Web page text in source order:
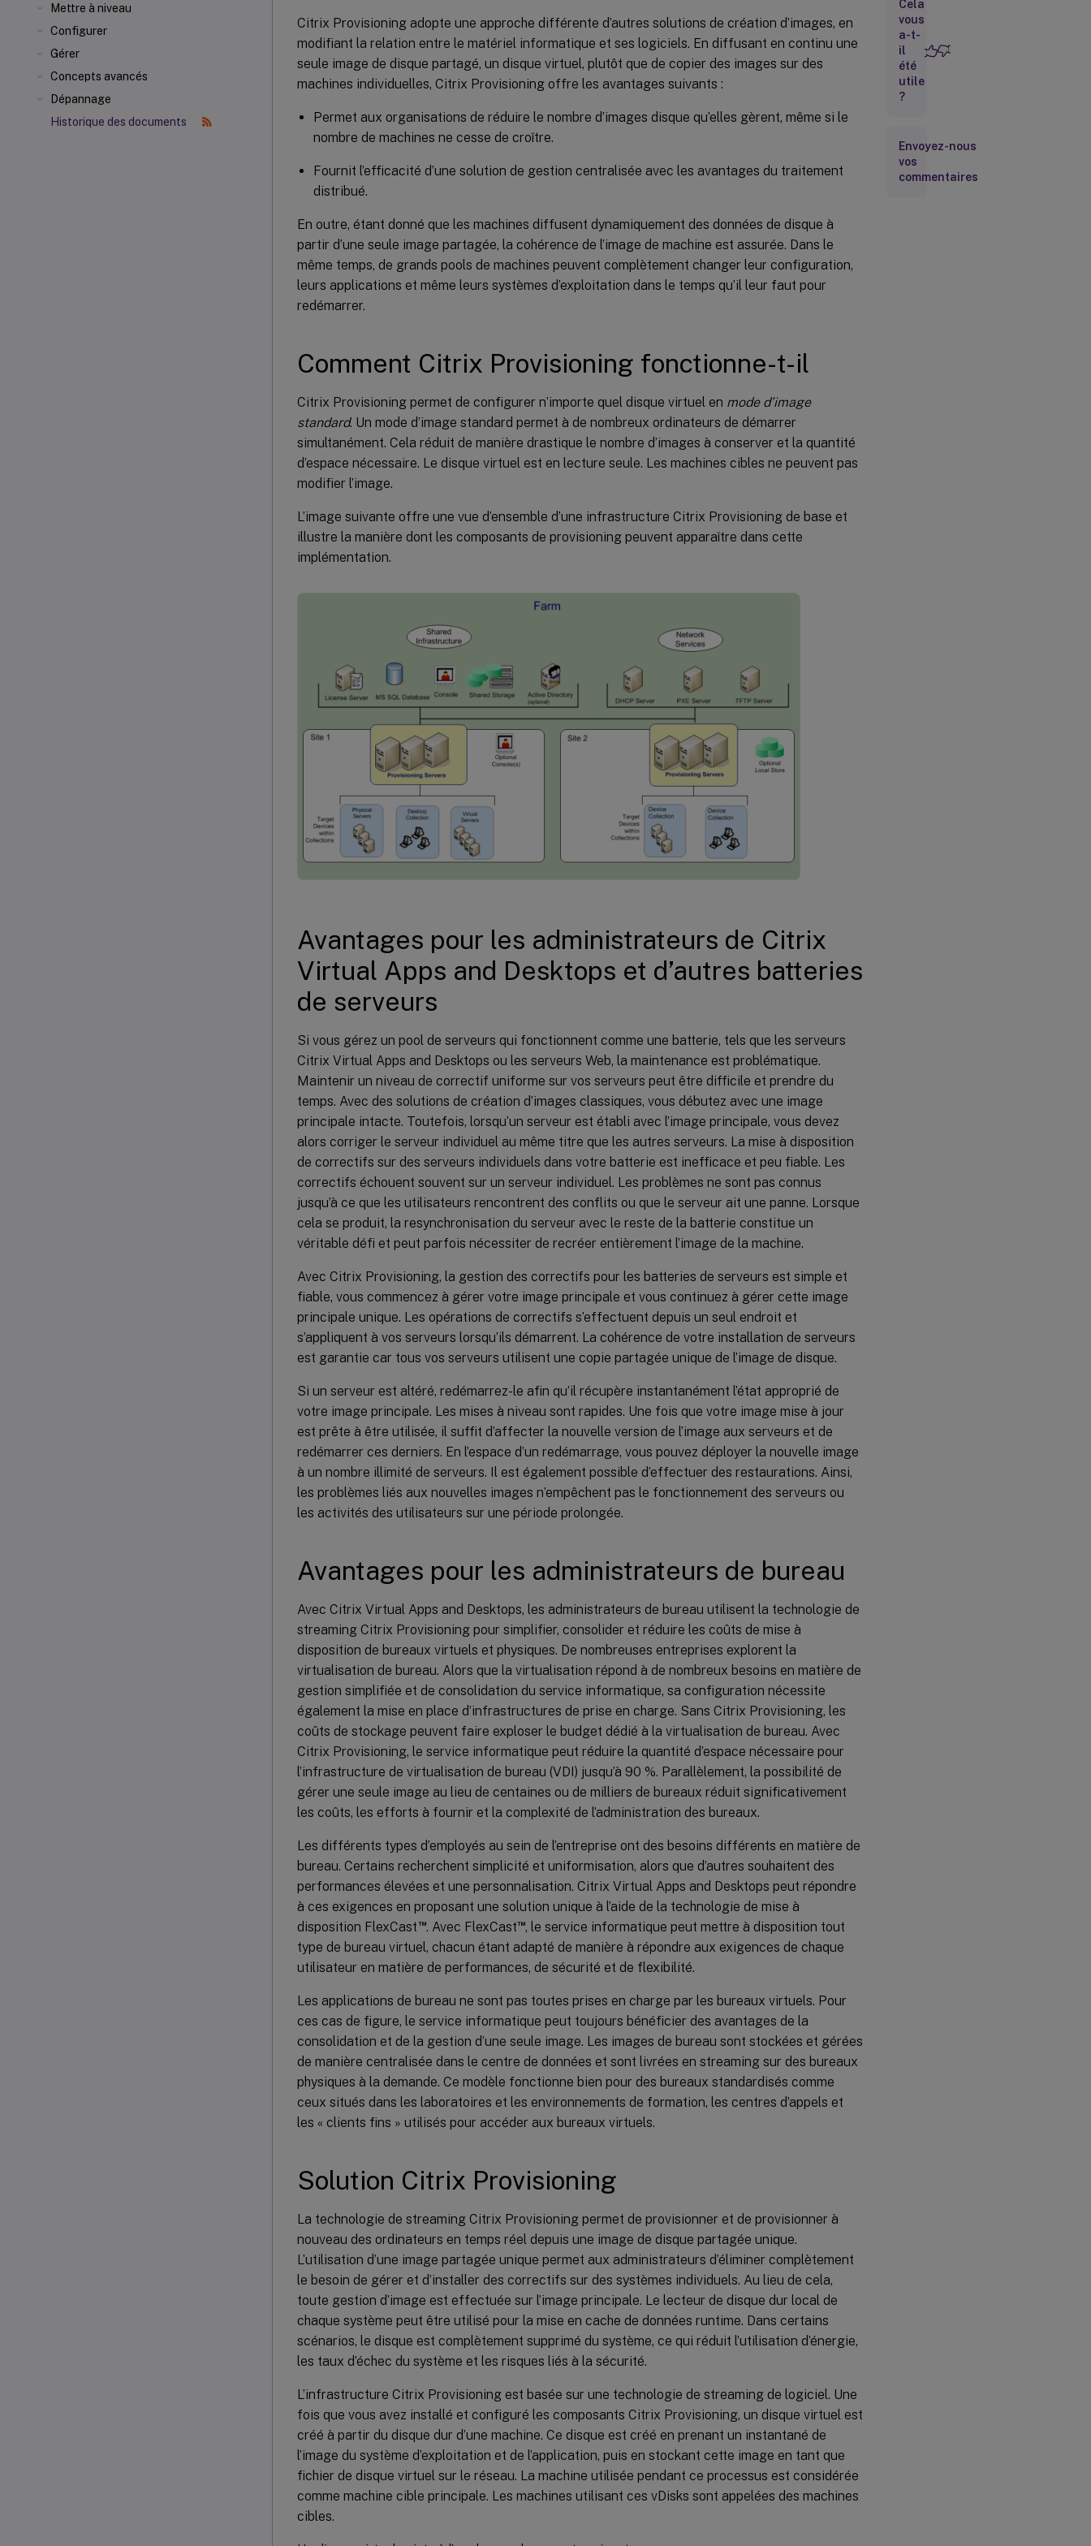
Mettre à niveau
Configurer
Gérer
Concepts avancés
Dépannage
Historique des documents
Citrix Provisioning adopte une approche différente d’autres solutions de création d’images, en
modifiant la relation entre le matériel informatique et ses logiciels. En diffusant en continu une
seule image de disque partagé, un disque virtuel, plutôt que de copier des images sur des
machines individuelles, Citrix Provisioning offre les avantages suivants :
Permet aux organisations de réduire le nombre d’images disque qu’elles gèrent, même si le
nombre de machines ne cesse de croître.
Fournit l’efficacité d’une solution de gestion centralisée avec les avantages du traitement
distribué.
En outre, étant donné que les machines diffusent dynamiquement des données de disque à
partir d’une seule image partagée, la cohérence de l’image de machine est assurée. Dans le
même temps, de grands pools de machines peuvent complètement changer leur configuration,
leurs applications et même leurs systèmes d’exploitation dans le temps qu’il leur faut pour
redémarrer.
Comment Citrix Provisioning fonctionne-t-il
Citrix Provisioning permet de configurer n’importe quel disque virtuel en mode d’image
standard. Un mode d’image standard permet à de nombreux ordinateurs de démarrer
simultanément. Cela réduit de manière drastique le nombre d’images à conserver et la quantité
d’espace nécessaire. Le disque virtuel est en lecture seule. Les machines cibles ne peuvent pas
modifier l’image.
L’image suivante offre une vue d’ensemble d’une infrastructure Citrix Provisioning de base et
illustre la manière dont les composants de provisioning peuvent apparaître dans cette
implémentation.
Avantages pour les administrateurs de Citrix
Virtual Apps and Desktops et d’autres batteries
de serveurs
Si vous gérez un pool de serveurs qui fonctionnent comme une batterie, tels que les serveurs
Citrix Virtual Apps and Desktops ou les serveurs Web, la maintenance est problématique.
Maintenir un niveau de correctif uniforme sur vos serveurs peut être difficile et prendre du
temps. Avec des solutions de création d’images classiques, vous débutez avec une image
principale intacte. Toutefois, lorsqu’un serveur est établi avec l’image principale, vous devez
alors corriger le serveur individuel au même titre que les autres serveurs. La mise à disposition
de correctifs sur des serveurs individuels dans votre batterie est inefficace et peu fiable. Les
correctifs échouent souvent sur un serveur individuel. Les problèmes ne sont pas connus
jusqu’à ce que les utilisateurs rencontrent des conflits ou que le serveur ait une panne. Lorsque
cela se produit, la resynchronisation du serveur avec le reste de la batterie constitue un
véritable défi et peut parfois nécessiter de recréer entièrement l’image de la machine.
Avec Citrix Provisioning, la gestion des correctifs pour les batteries de serveurs est simple et
fiable, vous commencez à gérer votre image principale et vous continuez à gérer cette image
principale unique. Les opérations de correctifs s’effectuent depuis un seul endroit et
s’appliquent à vos serveurs lorsqu’ils démarrent. La cohérence de votre installation de serveurs
est garantie car tous vos serveurs utilisent une copie partagée unique de l’image de disque.
Si un serveur est altéré, redémarrez-le afin qu’il récupère instantanément l’état approprié de
votre image principale. Les mises à niveau sont rapides. Une fois que votre image mise à jour
est prête à être utilisée, il suffit d’affecter la nouvelle version de l’image aux serveurs et de
redémarrer ces derniers. En l’espace d’un redémarrage, vous pouvez déployer la nouvelle image
à un nombre illimité de serveurs. Il est également possible d’effectuer des restaurations. Ainsi,
les problèmes liés aux nouvelles images n’empêchent pas le fonctionnement des serveurs ou
les activités des utilisateurs sur une période prolongée.
Avantages pour les administrateurs de bureau
Avec Citrix Virtual Apps and Desktops, les administrateurs de bureau utilisent la technologie de
streaming Citrix Provisioning pour simplifier, consolider et réduire les coûts de mise à
disposition de bureaux virtuels et physiques. De nombreuses entreprises explorent la
virtualisation de bureau. Alors que la virtualisation répond à de nombreux besoins en matière de
gestion simplifiée et de consolidation du service informatique, sa configuration nécessite
également la mise en place d’infrastructures de prise en charge. Sans Citrix Provisioning, les
coûts de stockage peuvent faire exploser le budget dédié à la virtualisation de bureau. Avec
Citrix Provisioning, le service informatique peut réduire la quantité d’espace nécessaire pour
l’infrastructure de virtualisation de bureau (VDI) jusqu’à 90 %. Parallèlement, la possibilité de
gérer une seule image au lieu de centaines ou de milliers de bureaux réduit significativement
les coûts, les efforts à fournir et la complexité de l’administration des bureaux.
Les différents types d’employés au sein de l’entreprise ont des besoins différents en matière de
bureau. Certains recherchent simplicité et uniformisation, alors que d’autres souhaitent des
performances élevées et une personnalisation. Citrix Virtual Apps and Desktops peut répondre
à ces exigences en proposant une solution unique à l’aide de la technologie de mise à
disposition FlexCast™. Avec FlexCast™, le service informatique peut mettre à disposition tout
type de bureau virtuel, chacun étant adapté de manière à répondre aux exigences de chaque
utilisateur en matière de performances, de sécurité et de flexibilité.
Les applications de bureau ne sont pas toutes prises en charge par les bureaux virtuels. Pour
ces cas de figure, le service informatique peut toujours bénéficier des avantages de la
consolidation et de la gestion d’une seule image. Les images de bureau sont stockées et gérées
de manière centralisée dans le centre de données et sont livrées en streaming sur des bureaux
physiques à la demande. Ce modèle fonctionne bien pour des bureaux standardisés comme
ceux situés dans les laboratoires et les environnements de formation, les centres d’appels et
les « clients fins » utilisés pour accéder aux bureaux virtuels.
Solution Citrix Provisioning
La technologie de streaming Citrix Provisioning permet de provisionner et de provisionner à
nouveau des ordinateurs en temps réel depuis une image de disque partagée unique.
L’utilisation d’une image partagée unique permet aux administrateurs d’éliminer complètement
le besoin de gérer et d’installer des correctifs sur des systèmes individuels. Au lieu de cela,
toute gestion d’image est effectuée sur l’image principale. Le lecteur de disque dur local de
chaque système peut être utilisé pour la mise en cache de données runtime. Dans certains
scénarios, le disque est complètement supprimé du système, ce qui réduit l’utilisation d’énergie,
les taux d’échec du système et les risques liés à la sécurité.
L’infrastructure Citrix Provisioning est basée sur une technologie de streaming de logiciel. Une
fois que vous avez installé et configuré les composants Citrix Provisioning, un disque virtuel est
créé à partir du disque dur d’une machine. Ce disque est créé en prenant un instantané de
l’image du système d’exploitation et de l’application, puis en stockant cette image en tant que
fichier de disque virtuel sur le réseau. La machine utilisée pendant ce processus est considérée
comme machine cible principale. Les machines utilisant ces vDisks sont appelées des machines
cibles.
d’autres
batteries de
serveurs
Avantages
pour les
administrateurs
Solution
Citrix
Provisioning
Cela
vous
a-t-
il
été
utile
?
Envoyez-nous
vos
commentaires